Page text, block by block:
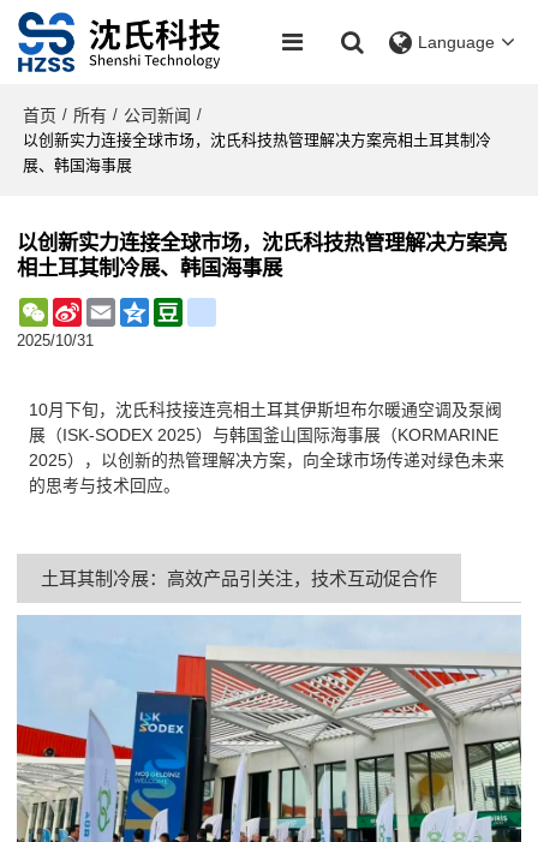
Language
首页 / 所有 / 公司新闻 /
以创新实力连接全球市场，沈氏科技热管理解决方案亮相土耳其制冷
展、韩国海事展
以创新实力连接全球市场，沈氏科技热管理解决方案亮
相土耳其制冷展、韩国海事展
WeChat
Sina
Weibo
Email Qzone
2025/10/31
10月下旬，沈氏科技接连亮相土耳其伊斯坦布尔暖通空调及泵阀
展（ISK-SODEX 2025）与韩国釜山国际海事展（KORMARINE
2025），以创新的热管理解决方案，向全球市场传递对绿色未来
的思考与技术回应。
土耳其制冷展：高效产品引关注，技术互动促合作